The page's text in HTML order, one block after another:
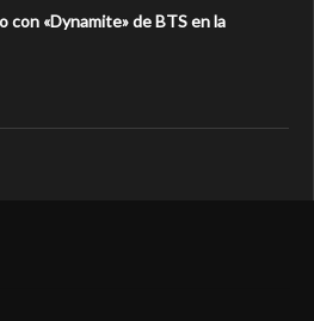
con «Dynamite» de BTS en la